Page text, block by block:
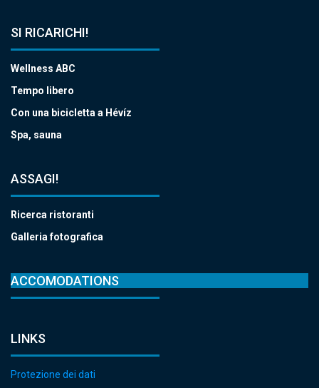
SI RICARICHI!
Wellness ABC
Tempo libero
Con una bicicletta a Hévíz
Spa, sauna
ASSAGI!
Ricerca ristoranti
Galleria fotografica
ACCOMODATIONS
LINKS
Protezione dei dati